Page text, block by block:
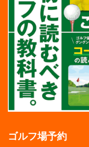
ゴルフ場予約